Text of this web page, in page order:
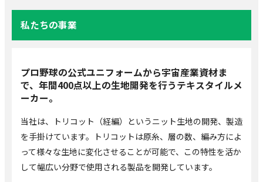
私たちの事業
プロ野球の公式ユニフォームから宇宙産業資材ま
で、年間400点以上の生地開発を行うテキスタイルメ
ーカー。
当社は、トリコット（経編）というニット生地の開発、製造
を手掛けています。トリコットは原糸、層の数、編み方によ
って様々な生地に変化させることが可能で、この特性を活か
して幅広い分野で使用される製品を開発しています。